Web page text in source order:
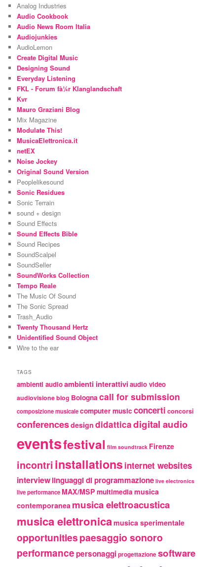
Analog Industries
Audio Cookbook
Audio News Room Italia
Audiojunkies
AudioLemon
Create Digital Music
Designing Sound
Everyday Listening
FKL - Forum fà¼r Klanglandschaft
Kvr
Mauro Graziani Blog
Mix Magazine
Modulate This!
MusicaElettronica.it
netEX
Noise Jockey
Original Sound Version
Peoplelikesound
Sonic Residues
Sonic Terrain
sound + design
Sound Effects
Sound Effects Bible
Sound Recipes
SoundScalpel
SoundSeller
SoundWorks Collection
Tempo Reale
The Music Of Sound
The Sonic Spread
Trash_Audio
Twenty Thousand Hertz
Unidentified Sound Object
Wire to the ear
TAGS
ambienti audioambienti interattivi audio video
audiovisioneblog Bologna call for submission
composizione musicalecomputer music concerti concorsi
conferencesdesign didatticadigital audio
eventsfestival film soundtrack Firenze
incontriinstallations internet websites
interviewlinguaggi di programmazione live electronics
live performance MAX/MSP multimedia musica
contemporanea musica elettroacustica
musica elettronicamusica sperimentale
opportunitiespaesaggio sonoro
performancepersonaggiprogettazionesoftware